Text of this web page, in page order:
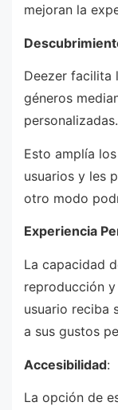
mejoran la
Deezer facilita
géneros
personalizadas.
Esto amplía
usuarios y les
otro modo
Experiencia
La capacidad
reproducción
usuario reciba
a sus gustos
Accesibilidad:
La opción de